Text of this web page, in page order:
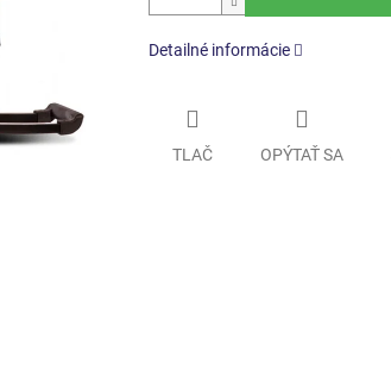
Detailné informácie
TLAČ OPÝTAŤ SA